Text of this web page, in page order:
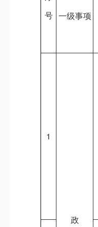
号 一级事项
1
政